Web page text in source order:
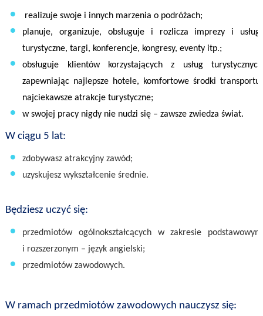
realizuje swoje i innych marzenia o podróżach;
planuje, organizuje, obsługuje i rozlicza imprezy i usługi
turystyczne, targi, konferencje, kongresy, eventy itp.;
obsługuje klientów korzystających z usług turystycznych
zapewniając najlepsze hotele, komfortowe środki transportu,
najciekawsze atrakcje turystyczne;
w swojej pracy nigdy nie nudzi się – zawsze zwiedza świat.
W ciągu 5 lat:
zdobywasz atrakcyjny zawód;
uzyskujesz wykształcenie średnie.
Będziesz uczyć się:
przedmiotów ogólnokształcących w zakresie podstawowym
i rozszerzonym – język angielski;
przedmiotów zawodowych.
W ramach przedmiotów zawodowych nauczysz się: